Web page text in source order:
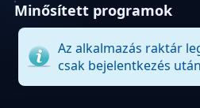
Minősített programok
Az alkalmazás raktár
csak bejelentkezés